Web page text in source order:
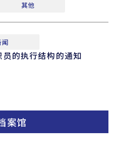
其他
闻
的执行结构的通知
案馆